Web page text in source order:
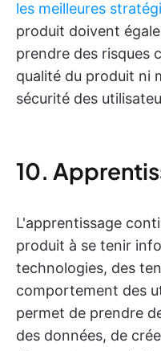
les meilleures
produit doivent
prendre des risques
qualité du produit ni
sécurité des
10.
L'apprentissage
produit à se tenir
technologies, des
comportement des
permet de prendre
des données, de